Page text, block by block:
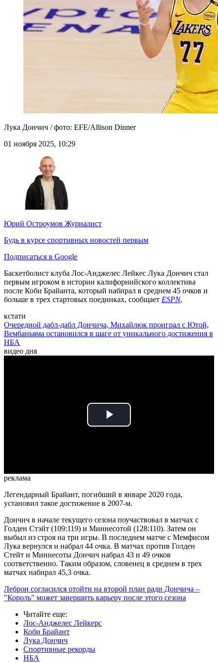
Лука Дончич / фото: EFE/Allison Dinner
01 ноября 2025, 10:29
Юрий Остроумов Журналист
Будь в курсе спортивных новостей первым
Подписаться в Google
Баскетболист клуба Лос-Анджелес Лейкес Лука Дончич стал
первым игроком в истории калифорнийского коллектива
после Коби Брайанта, который набирал в среднем 45 очков и
больше в трех стартовых поединках, сообщает ESPN.
кстати
Очередной дабл-дабл Дончича, Михайлюк проиграл с Ютой,
Вембаньяма остановился в шаге от уникального достижения в
НБА
видео дня
Play
реклама
Легендарный Брайант, погибший в январе 2020 года,
установил такое достижение в 2007-м.
Дончич в начале текущего сезона поучаствовал в матчах с
Голден Стэйт (109:119) и Миннесотой (128:110). Затем он
выбыл из строя на три игры. В последнем матче с Мемфисом
Лука вернулся и набрал 44 очка. В матчах против Голден
Стейт и Миннесоты Дончич набрал 43 и 49 очков
соответственно. Таким образом, словенец в среднем в трех
матчах набирал 45,3 очка.
Леброн согласился отойти на второй план ради Дончича –
"Король" может завершить карьеру после этого сезона
Читайте еще:
Лос-Анджелес Лейкерс
Коби Брайант
Лука Дончич
Спортивные рекорды
НБА